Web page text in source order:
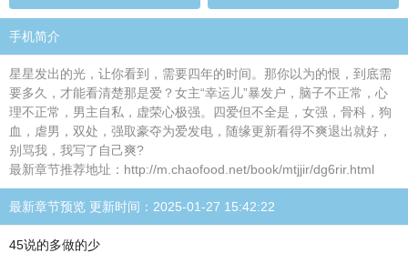
手机简介
星星发出的光，让你看到，需要四年的时间。那你以为的恨，到底需
要多久，才能看清楚那是爱？女主“幸运儿”暴发户，脑子不正常，心
理不正常，男主自私，虚荣心极强。四爱但不全是，女强，骨科，狗
血，虐男，双处，强取豪夺为爱发电，随缘更新看得不爽退出就好，
别骂我，我写了自己爽?
最新章节推荐地址：http://m.chaofood.net/book/mtjjir/dg6rir.html
最新章节预览 更新时间：2025-01-27 15:42:22
45说的多做的少